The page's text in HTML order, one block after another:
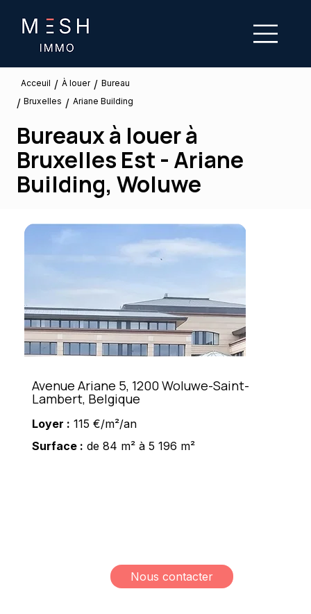
Acceuil / À louer / Bureau
/ Bruxelles / Ariane Building
Bureaux à louer à
Bruxelles Est - Ariane
Building, Woluwe
Avenue Ariane 5, 1200 Woluwe-Saint-
Lambert, Belgique
Loyer : 115 €/m²/an
Surface : de 84 m² à 5 196 m²
Nous contacter